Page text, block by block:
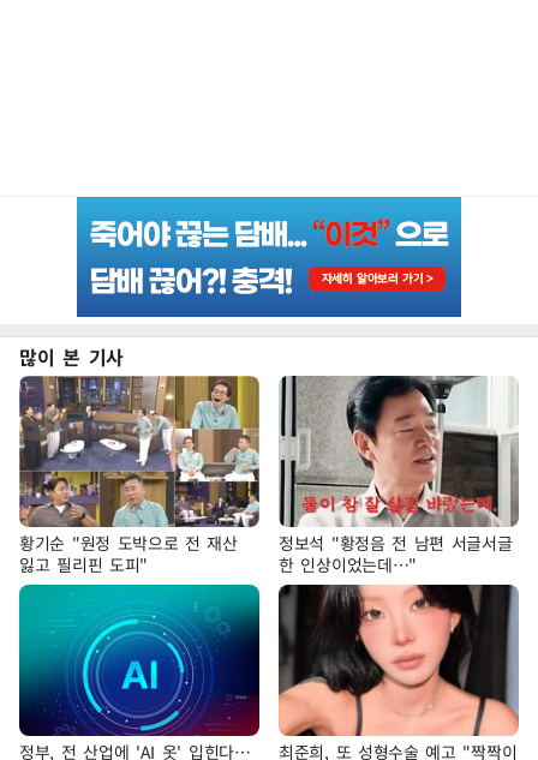
많이 본 기사
황기순 "원정 도박으로 전 재산
잃고 필리핀 도피"
정보석 "황정음 전 남편 서글서글
한 인상이었는데…"
정부, 전 산업에 'AI 옷' 입힌다… 최준희, 또 성형수술 예고 "짝짝이